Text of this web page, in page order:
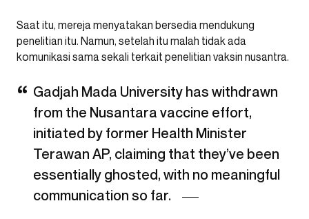
Saat itu, mereja menyatakan bersedia mendukung
penelitian itu. Namun, setelah itu malah tidak ada
komunikasi sama sekali terkait penelitian vaksin nusantra.
Gadjah Mada University has withdrawn
from the Nusantara vaccine effort,
initiated by former Health Minister
Terawan AP, claiming that they’ve been
essentially ghosted, with no meaningful
communication so far.